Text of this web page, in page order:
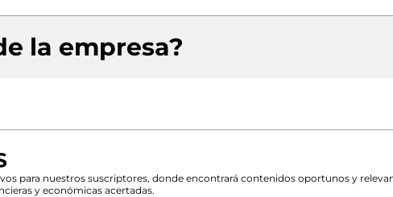
la empresa?
para nuestros suscriptores, donde encontrará contenidos oportunos y
y económicas acertadas.